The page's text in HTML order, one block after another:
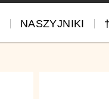
NASZYJNIKI